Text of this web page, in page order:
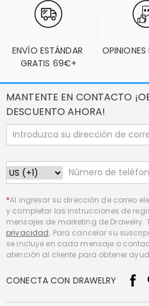
ENVÍO ESTÁNDAR
GRATIS 69€+
MANTENTE EN CONTACTO
DESCUENTO AHORA!
*Al ingresar su dirección de correo
y completar las instrucciones de
mensajes de marketing de
privacidad. Para cancelar su
se incluye en cada mensaje o
atención al cliente para obtener
CONECTA CON DRAWELRY